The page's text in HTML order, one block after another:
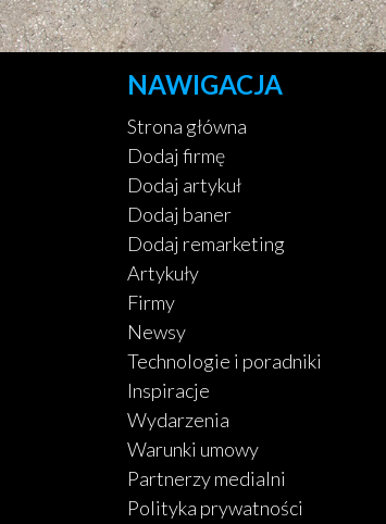
NAWIGACJA
Strona główna
Dodaj firmę
Dodaj artykuł
Dodaj baner
Dodaj remarketing
Artykuły
Firmy
Newsy
Technologie i poradniki
Inspiracje
Wydarzenia
Warunki umowy
Partnerzy medialni
Polityka prywatności